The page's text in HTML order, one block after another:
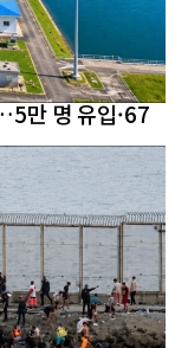
만 명 유입·67